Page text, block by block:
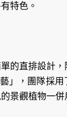
特色。
的直排設計
」，團隊採
景觀植物一